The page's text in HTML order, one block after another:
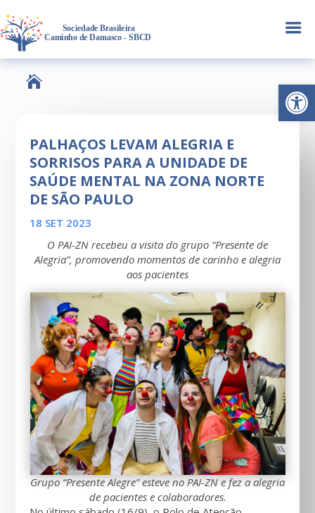
Abrir
a

PALHAÇOS LEVAM ALEGRIA E
SORRISOS PARA A UNIDADE DE
SAÚDE MENTAL NA ZONA NORTE
DE SÃO PAULO
18 SET 2023
O PAI-ZN recebeu a visita do grupo “Presente de
Alegria”, promovendo momentos de carinho e alegria
aos pacientes
Grupo “Presente Alegre” esteve no PAI-ZN e fez a alegria
de pacientes e colaboradores.